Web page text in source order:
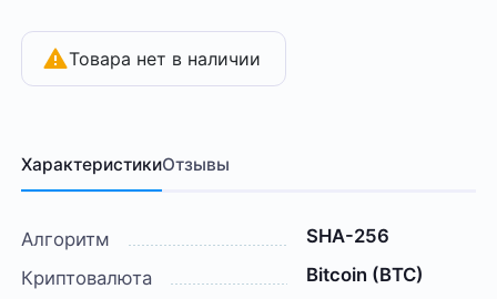
Товара нет в наличии
ХарактеристикиОтзывы
Алгоритм
SHA-256
Криптовалюта
Bitcoin (BTC)